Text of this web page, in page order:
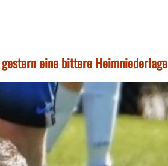
eine bittere Heimniederlage